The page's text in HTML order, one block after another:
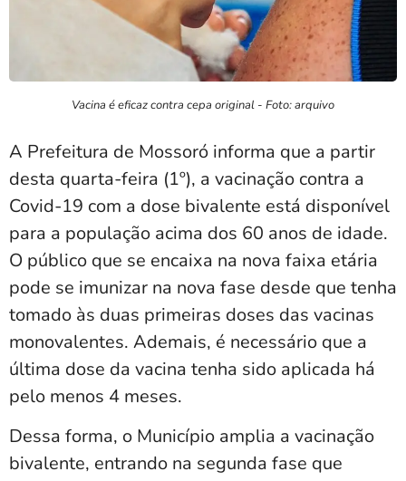
Vacina é eficaz contra cepa original - Foto: arquivo
A Prefeitura de Mossoró informa que a partir
desta quarta-feira (1º), a vacinação contra a
Covid-19 com a dose bivalente está disponível
para a população acima dos 60 anos de idade.
O público que se encaixa na nova faixa etária
pode se imunizar na nova fase desde que tenha
tomado às duas primeiras doses das vacinas
monovalentes. Ademais, é necessário que a
última dose da vacina tenha sido aplicada há
pelo menos 4 meses.
Dessa forma, o Município amplia a vacinação
bivalente, entrando na segunda fase que